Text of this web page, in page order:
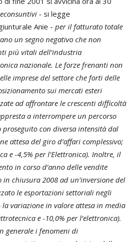
- si legge
Anie - per il fatturato totale
un segno negativo che non
più vitali dell’industria
nazionale. Le forze frenanti non
imprese del settore che forti delle
sui mercati esteri
ad affrontare le crescenti difficoltà
a interrompere un percorso
con diversa intensità dal
attesa del giro d’affari complessivo;
e -4,5% per l’Elettronica). Inoltre, il
in corso d’anno delle vendite
chiusura 2008 ad un’inversione del
le esportazioni settoriali negli
variazione in valore attesa in media
e -10,0% per l’elettronica).
generale i fenomeni di